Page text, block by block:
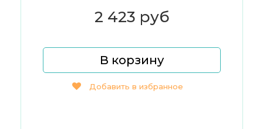
2 423 руб
В корзину
Добавить в избранное